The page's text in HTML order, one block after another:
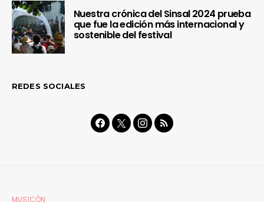
Nuestra crónica del Sinsal 2024 prueba
que fue la edición más internacional y
sostenible del festival
REDES SOCIALES
MUSICÓN